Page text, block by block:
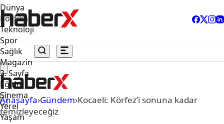
Dünya
Politika
Teknoloji
Spor
Sağlık
Magazin
3. Sayfa
Eğitim
Sinema
Yerel
Yaşam
Anasayfa›Gündem›Kocaeli: Körfez’i sonuna kadar
temizleyeceğiz